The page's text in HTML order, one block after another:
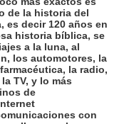
de la historia del
es decir 120 años en
historia bíblica, se
a la luna, al
los automotores, la
la radio,
TV, y lo más
de
con